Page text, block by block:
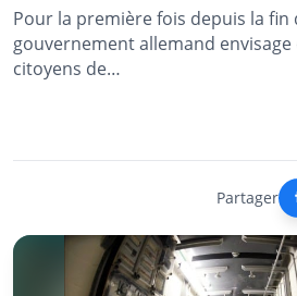
Pour la première fois depuis la
gouvernement allemand
citoyens de…
Partager